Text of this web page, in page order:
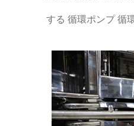
する 循環ポンプ 循